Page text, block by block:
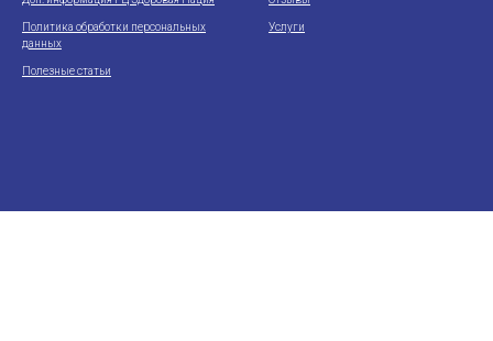
Политика обработки персональных
данных
Полезные статьи
Услуги